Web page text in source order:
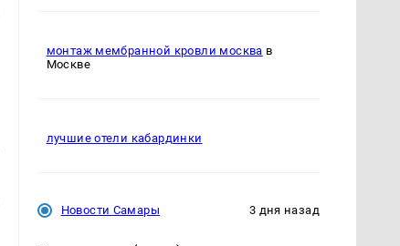
монтаж мембранной кровли москва в
Москве
лучшие отели кабардинки
Новости Самары 3 дня назад